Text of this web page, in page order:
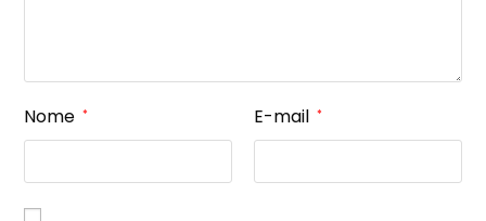
Nome * E-mail *